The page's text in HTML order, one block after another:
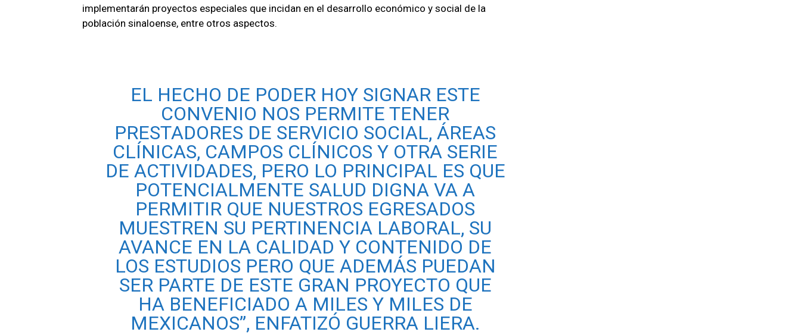
implementarán proyectos especiales que incidan en el desarrollo económico y social de la
población sinaloense, entre otros aspectos.
EL HECHO DE PODER HOY SIGNAR ESTE
CONVENIO NOS PERMITE TENER
PRESTADORES DE SERVICIO SOCIAL, ÁREAS
CLÍNICAS, CAMPOS CLÍNICOS Y OTRA SERIE
DE ACTIVIDADES, PERO LO PRINCIPAL ES QUE
POTENCIALMENTE SALUD DIGNA VA A
PERMITIR QUE NUESTROS EGRESADOS
MUESTREN SU PERTINENCIA LABORAL, SU
AVANCE EN LA CALIDAD Y CONTENIDO DE
LOS ESTUDIOS PERO QUE ADEMÁS PUEDAN
SER PARTE DE ESTE GRAN PROYECTO QUE
HA BENEFICIADO A MILES Y MILES DE
MEXICANOS”, ENFATIZÓ GUERRA LIERA.